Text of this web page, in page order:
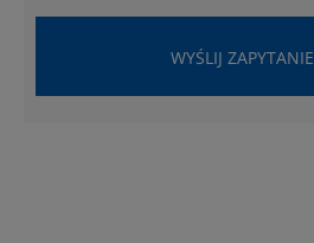
WYŚLIJ ZAPYTANIE